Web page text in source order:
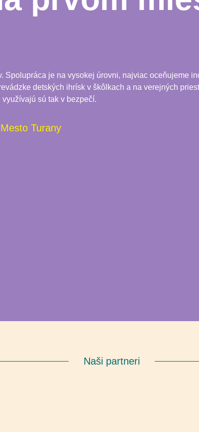
je na vysokej úrovni, najviac oceňujeme
detských ihrísk v škôlkach a na verejných
sú tak v bezpečí.
Mesto Turany
Naši partneri